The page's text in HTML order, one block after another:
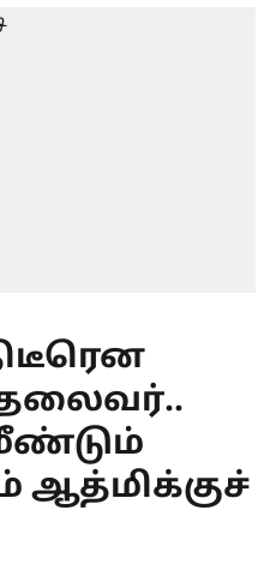
தலைவர்..
ஆத்மிக்குச்